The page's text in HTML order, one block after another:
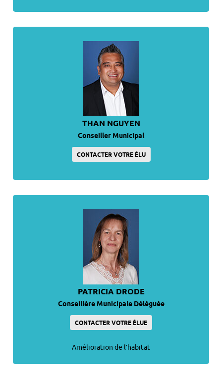
THAN NGUYEN
Conseiller Municipal
CONTACTER VOTRE ÉLU
PATRICIA DRODE
Conseillère Municipale Déléguée
CONTACTER VOTRE ÉLUE
Amélioration de l’habitat